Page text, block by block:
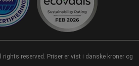
rights reserved. Priser er vist i danske kroner og